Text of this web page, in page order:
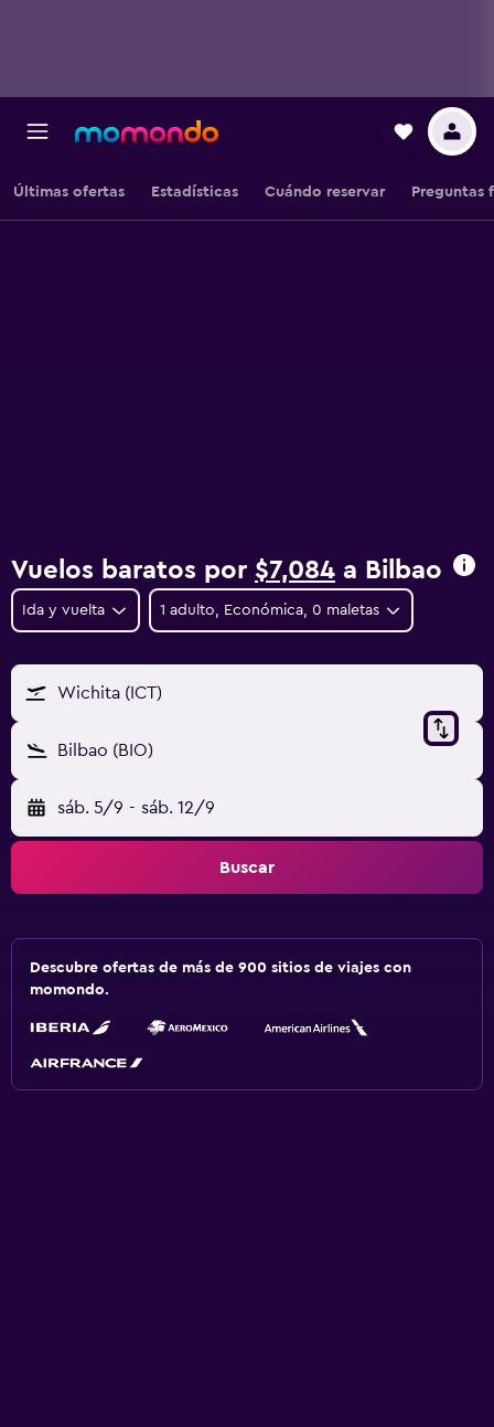
Últimas ofertas Estadísticas Cuándo reservar Preguntas
Vuelos baratos por $7,084 a Bilbao
Ida y vuelta 1 adulto, Económica, 0 maletas
Wichita (ICT)
Bilbao (BIO)
sáb. 5/9 - sáb. 12/9
Buscar
Descubre ofertas de más de 900 sitios de viajes con
momondo.